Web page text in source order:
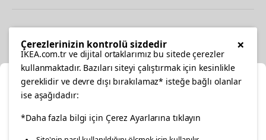
facebooktwitterinstagrampinterestyoutube
Konumunuzu Seçin
×
Çerezlerinizin kontrolü sizdedir
IKEA.com.tr ve dijital ortaklarımız bu sitede çerezler
kullanmaktadır. Bazıları siteyi çalıştırmak için kesinlikle
gereklidir ve devre dışı bırakılamaz* isteğe bağlı olanlar
ise aşağıdadır:
*Daha fazla bilgi için Çerez Ayarlarına tıklayın